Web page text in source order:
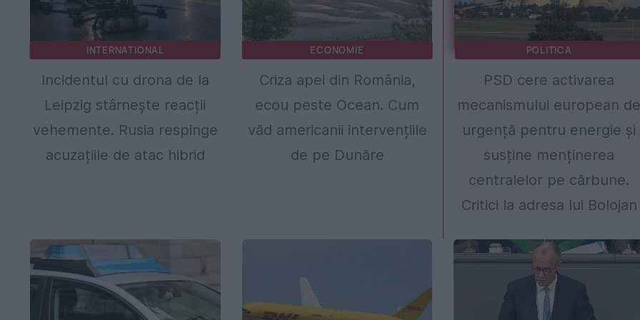
INTERNATIONAL
Incidentul cu drona de la
Leipzig stârnește reacții
vehemente. Rusia respinge
acuzațiile de atac hibrid
ECONOMIE
Criza apei din România,
ecou peste Ocean. Cum
văd americanii intervențiile
de pe Dunăre
POLITICA
PSD cere activarea
mecanismului european
urgență pentru energie și
susține menținerea
centralelor pe cărbune.
Critici la adresa lui Bolojan